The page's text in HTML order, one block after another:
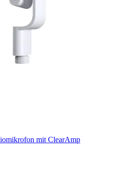
mit ClearAmp